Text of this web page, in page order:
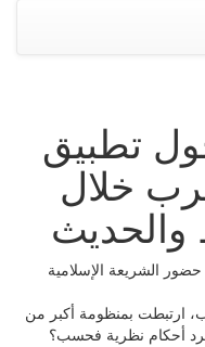
تطبيق
خلال
والحديث
الشريعة الإسلامية
ارتبطت بمنظومة أكبر من
أحكام نظرية فحسب؟